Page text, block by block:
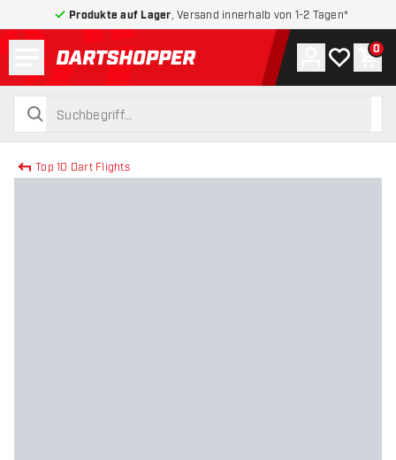
Produkte auf Lager , Versand innerhalb von 1-2 Tagen*
zurück zur Startseite
suchen
suchen
Konto
Meine 0
Top 10 Dart Flights